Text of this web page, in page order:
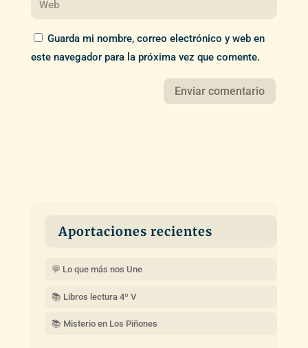
Guarda mi nombre, correo electrónico y web en
este navegador para la próxima vez que comente.
Aportaciones recientes
💬 Lo que más nos Une
📚 Libros lectura 4º V
📚 Misterio en Los Piñones